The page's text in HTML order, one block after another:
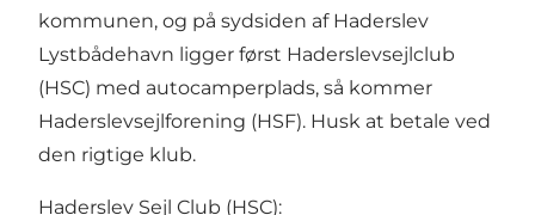
kommunen, og på sydsiden af Haderslev
Lystbådehavn ligger først Haderslevsejlclub
(HSC) med autocamperplads, så kommer
Haderslevsejlforening (HSF). Husk at betale ved
den rigtige klub.
Haderslev Sejl Club (HSC):